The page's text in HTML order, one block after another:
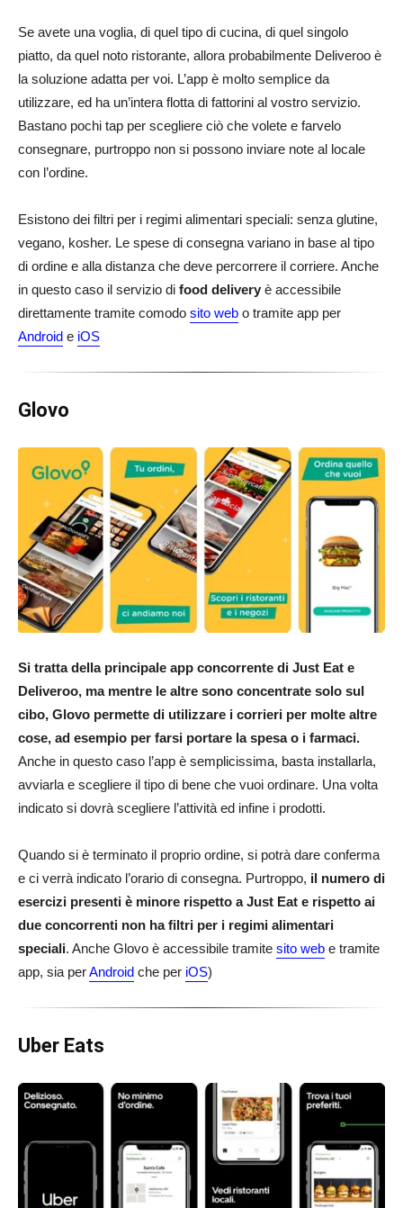
Se avete una voglia, di quel tipo di cucina, di quel singolo
piatto, da quel noto ristorante, allora probabilmente Deliveroo è
la soluzione adatta per voi. L’app è molto semplice da
utilizzare, ed ha un’intera flotta di fattorini al vostro servizio.
Bastano pochi tap per scegliere ciò che volete e farvelo
consegnare, purtroppo non si possono inviare note al locale
con l’ordine.
Esistono dei filtri per i regimi alimentari speciali: senza glutine,
vegano, kosher. Le spese di consegna variano in base al tipo
di ordine e alla distanza che deve percorrere il corriere. Anche
in questo caso il servizio di food delivery è accessibile
direttamente tramite comodo sito web o tramite app per
Android e iOS
Glovo
Si tratta della principale app concorrente di Just Eat e
Deliveroo, ma mentre le altre sono concentrate solo sul
cibo, Glovo permette di utilizzare i corrieri per molte altre
cose, ad esempio per farsi portare la spesa o i farmaci.
Anche in questo caso l’app è semplicissima, basta installarla,
avviarla e scegliere il tipo di bene che vuoi ordinare. Una volta
indicato si dovrà scegliere l’attività ed infine i prodotti.
Quando si è terminato il proprio ordine, si potrà dare conferma
e ci verrà indicato l’orario di consegna. Purtroppo, il numero di
esercizi presenti è minore rispetto a Just Eat e rispetto ai
due concorrenti non ha filtri per i regimi alimentari
speciali. Anche Glovo è accessibile tramite sito web e tramite
app, sia perAndroid che per iOS)
Uber Eats